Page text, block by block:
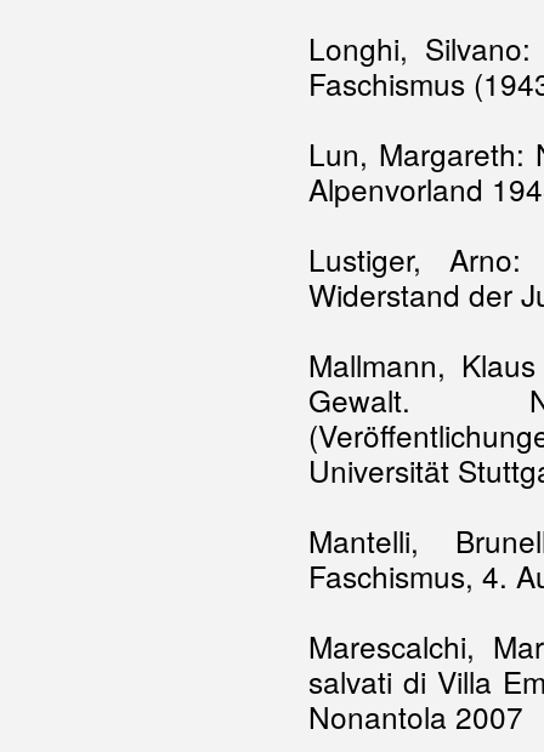
Longhi,
Faschismus
Lun, Margareth:
Alpenvorland
Lustiger,
Widerstand der
Mallmann,
Gewalt.
Universität
Mantelli,
Faschismus, 4.
Marescalchi,
salvati di Villa
Nonantola 2007